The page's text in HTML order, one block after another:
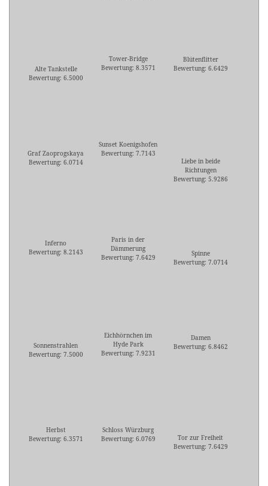
Alte Tankstelle
Bewertung: 6.5000
Tower-Bridge
Bewertung: 8.3571
Blütenflitter
Bewertung: 6.6429
Graf Zaoprogskaya
Bewertung: 6.0714
Sunset Koenigshofen
Bewertung: 7.7143
Liebe in beide
Richtungen
Bewertung: 5.9286
Inferno
Bewertung: 8.2143
Paris in der
Dämmerung
Bewertung: 7.6429
Spinne
Bewertung: 7.0714
Sonnenstrahlen
Bewertung: 7.5000
Eichhörnchen im
Hyde Park
Bewertung: 7.9231
Damen
Bewertung: 6.8462
Herbst
Bewertung: 6.3571
Schloss Würzburg
Bewertung: 6.0769
Tor zur Freiheit
Bewertung: 7.6429